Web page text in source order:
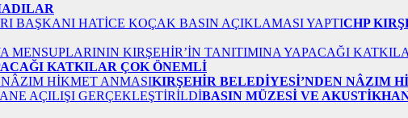
CHP
KATKILAR ÇOK ÖNEMLİ
KIRŞEHİR BELEDİYESİ’NDEN NÂZIM
BASIN MÜZESİ VE